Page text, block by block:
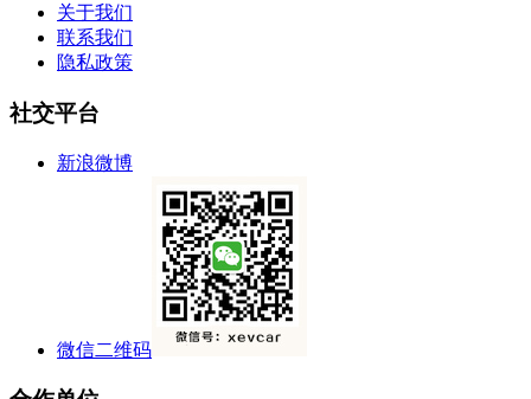
关于我们
联系我们
隐私政策
社交平台
新浪微博
微信二维码